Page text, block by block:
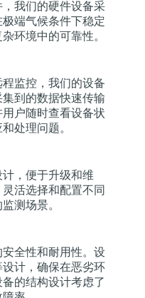
我们的硬件设备采
端气候条件下稳定
环境中的可靠性。
监控，我们的设备
到的数据快速传输
户随时查看设备状
处理问题。
，便于升级和维
活选择和配置不同
测场景。
全性和耐用性。设
计，确保在恶劣环
的结构设计考虑了